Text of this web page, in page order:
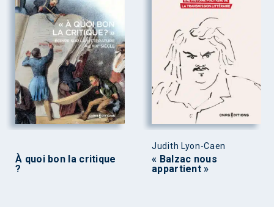
À quoi bon la critique
?
Judith Lyon-Caen
« Balzac nous
appartient »